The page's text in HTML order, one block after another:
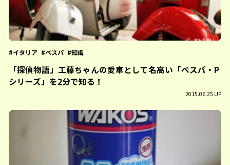
イタリア ベスパ 知識
「探偵物語」工藤ちゃんの愛車として名高い「ベスパ・P
シリーズ」を2分で知る！
2015.06.25 UP